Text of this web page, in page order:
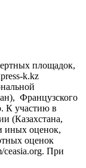
площадок,
k.kz
Французского
К участию в
(Казахстана,
иных оценок,
оценок
ceasia.org. При